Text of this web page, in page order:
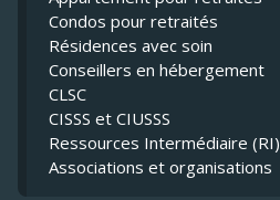
Condos pour retraités
Résidences avec soin
Conseillers en hébergement
CLSC
CISSS et CIUSSS
Ressources Intermédiaire (RI)
Associations et organisations